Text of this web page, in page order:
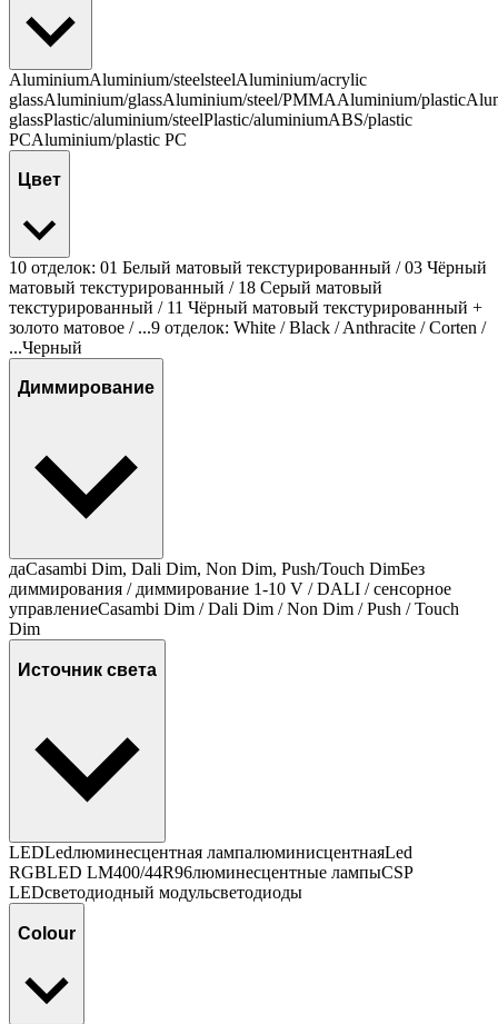
AluminiumAluminium/steelsteelAluminium/acrylic
glassAluminium/glassAluminium/steel/PMMAAluminium/plastic
glassPlastic/aluminium/steelPlastic/aluminiumABS/plastic
PCAluminium/plastic PC
Цвет
10 отделок: 01 Белый матовый текстурированный / 03 Чёрный
матовый текстурированный / 18 Серый матовый
текстурированный / 11 Чёрный матовый текстурированный +
золото матовое / ...9 отделок: White / Black / Anthracite / Corten /
...Черный
Диммирование
даCasambi Dim, Dali Dim, Non Dim, Push/Touch DimБез
диммирования / диммирование 1-10 V / DALI / сенсорное
управлениеCasambi Dim / Dali Dim / Non Dim / Push / Touch
Dim
Источник света
LEDLedлюминесцентная лампалюминисцентнаяLed
RGBLED LM400/44R96люминесцентные лампыCSP
LEDсветодиодный модульсветодиоды
Colour